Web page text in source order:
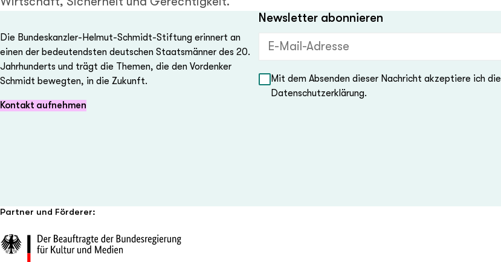
Die Bundeskanzler-Helmut-Schmidt-Stiftung erinnert an
einen der bedeutendsten deutschen Staatsmänner des 20.
Jahrhunderts und trägt die Themen, die den Vordenker
Schmidt bewegten, in die Zukunft.
Kontakt aufnehmen
Newsletter abonnieren
E-Mail-Adresse (Pflichtfeld)
Mit dem Absenden dieser Nachricht akzeptiere ich die
Datenschutzerklärung.
Partner und Förderer: